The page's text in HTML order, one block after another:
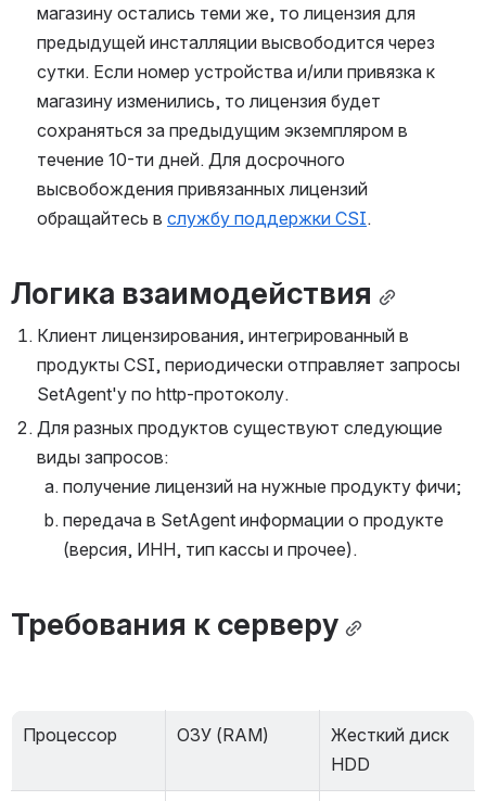
магазину остались теми же, то лицензия для
предыдущей инсталляции высвободится через
сутки. Если номер устройства и/или привязка к
магазину изменились, то лицензия будет
сохраняться за предыдущим экземпляром в
течение 10-ти дней. Для досрочного
высвобождения привязанных лицензий
обращайтесь в службу поддержки CSI.
Логика взаимодействия
Клиент лицензирования, интегрированный в
продукты CSI, периодически отправляет запросы
SetAgent'у по http-протоколу.
Для разных продуктов существуют следующие
виды запросов:
получение лицензий на нужные продукту фичи;
передача в SetAgent информации о продукте
(версия, ИНН, тип кассы и прочее).
Требования к серверу
Процессор ОЗУ (RAM)
Жесткий диск
HDD